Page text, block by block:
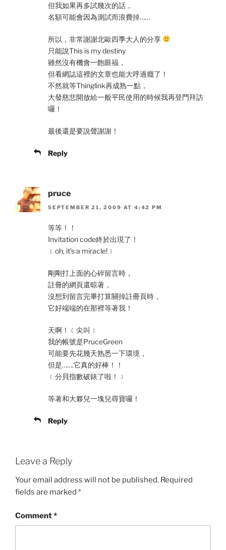
但我如果再多試幾次的話，
名額可能會因為測試而浪費掉……
所以，非常謝謝北歐四季大人的分享
只能說This is my destiny
雖然沒有機會一飽眼福，
但看網誌這裡的文章也能大呼過癮了！
不然就等Thinglink再成熟一點，
大發慈悲開放給一般平民使用的時候我再登門拜訪
囉！
最後還是要說聲謝謝！
Reply
pruce
SEPTEMBER 21, 2009 AT 4:42 PM
等等！！
Invitation code終於出現了！
﹝oh, it’s a miracle!﹞
剛剛打上面的心碎留言時，
註冊的網頁還晾著，
沒想到留言完畢打算關掉註冊頁時，
它好端端的在那裡等著我！
天啊！﹝尖叫﹞
我的帳號是PruceGreen
可能要先花幾天熟悉一下環境，
但是…….它真的好棒！！
﹝分貝指數破錶了啦！﹞
等著和大夥兒一塊兒尋寶囉！
Reply
Leave a Reply
Your email address will not be published. Required
fields are marked *
Comment*